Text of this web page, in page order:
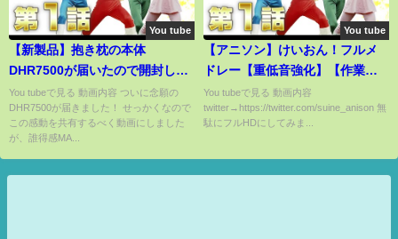
You tube
【新製品】抱き枕の本体
DHR7500が届いたので開封しま
す！～抱き枕開封動画～
You tubeで見る 動画内容 ついに念願の
DHR7500が届きました！ せっかくなので
この感動を共有するべく動画にしました
が、誰得感MA...
You tube
【アニソン】けいおん！フルメ
ドレー【重低音強化】【作業用
BGM】
You tubeで見る 動画内容
twitter→https://twitter.com/suine_anison 無
駄にフルHDにしてみま...